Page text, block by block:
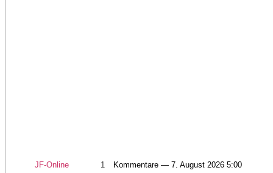
JF-Online 1 Kommentare — 7. August 2026 5:00